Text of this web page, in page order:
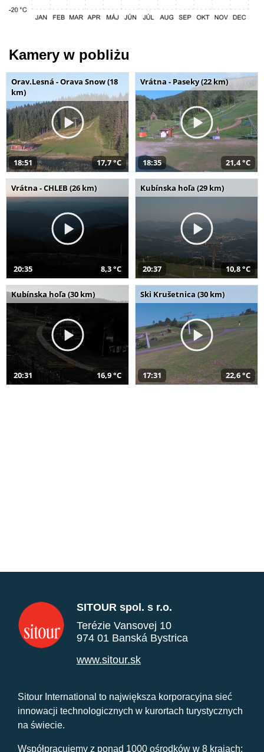
Kamery w pobliżu
Orav.Lesná - Orava Snow (18
km)
18:51 17,7 °C
Vrátna - Paseky (22 km)
18:35 21,4 °C
Vrátna - CHLEB (26 km)
20:35 8,3 °C
Kubínska hoľa (29 km)
20:37 10,8 °C
Kubínska hoľa (30 km)
20:31 16,9 °C
Ski Krušetnica (30 km)
17:31 22,6 °C
SITOUR spol. s r.o.
Terézie Vansovej 10
974 01 Banská Bystrica
www.sitour.sk
Sitour International to największa korporacyjna sieć
innowacji technologicznych w kurortach turystycznych
na świecie.
Współpracujemy z ponad 1000 ośrodków w 8 krajach: